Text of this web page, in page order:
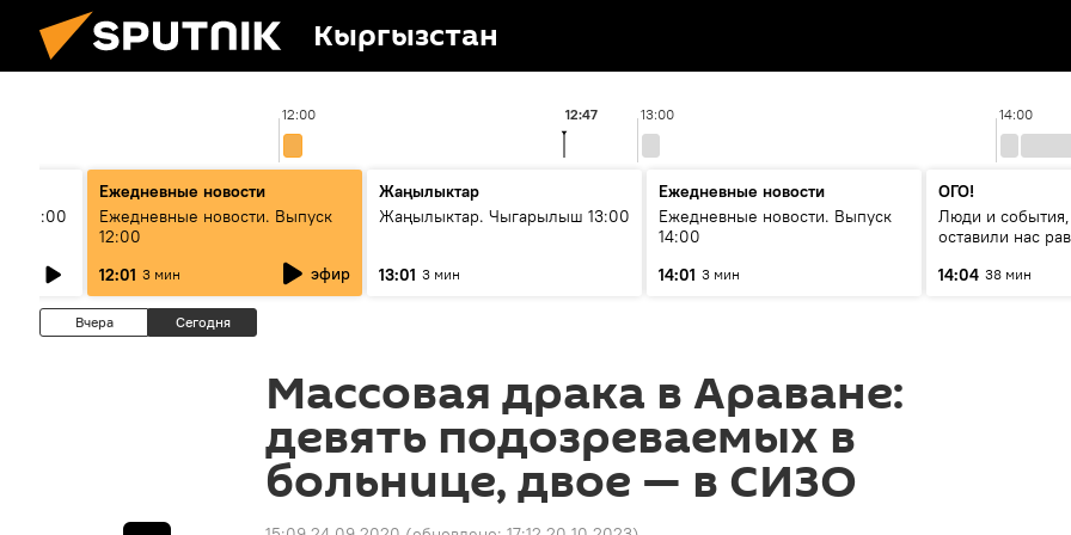
Кыргызстан
12:00 13:00 14:00
12:47
11:00
Ежедневные новости
Ежедневные новости. Выпуск
12:00
12:01 3 мин эфир
Жаңылыктар
Жаңылыктар. Чыгарылыш 13:00
13:01 3 мин
Ежедневные новости
Ежедневные новости. Выпуск
14:00
14:01 3 мин
ОГО!
Люди и
оставили нас
14:04 38 мин
Вчера Сегодня
Массовая драка в Араване:
девять подозреваемых в
больнице, двое — в СИЗО